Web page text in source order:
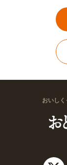
おいし